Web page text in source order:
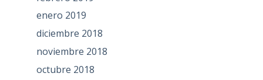
enero 2019
diciembre 2018
noviembre 2018
octubre 2018